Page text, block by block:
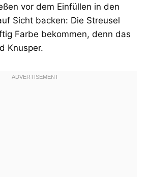
vor dem Einfüllen in den
Sicht backen: Die Streusel
Farbe bekommen, denn das
Knusper.